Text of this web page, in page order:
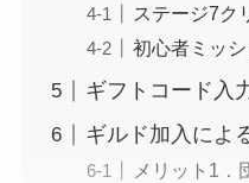
ステージ7ク
初心者ミッ
ギフトコード入
ギルド加入によ
メリット1．